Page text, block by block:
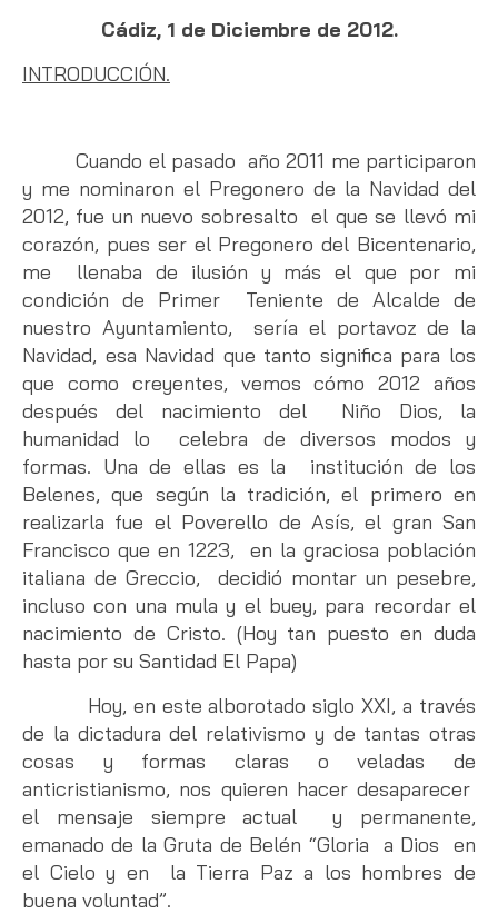
Cádiz, 1 de Diciembre de 2012.
INTRODUCCIÓN.
Cuando el pasado año 2011 me participaron
y me nominaron el Pregonero de la Navidad del
2012, fue un nuevo sobresalto el que se llevó mi
corazón, pues ser el Pregonero del Bicentenario,
me llenaba de ilusión y más el que por mi
condición de Primer Teniente de Alcalde de
nuestro Ayuntamiento, sería el portavoz de la
Navidad, esa Navidad que tanto significa para los
que como creyentes, vemos cómo 2012 años
después del nacimiento del Niño Dios, la
humanidad lo celebra de diversos modos y
formas. Una de ellas es la institución de los
Belenes, que según la tradición, el primero en
realizarla fue el Poverello de Asís, el gran San
Francisco que en 1223, en la graciosa población
italiana de Greccio, decidió montar un pesebre,
incluso con una mula y el buey, para recordar el
nacimiento de Cristo. (Hoy tan puesto en duda
hasta por su Santidad El Papa)
Hoy, en este alborotado siglo XXI, a través
de la dictadura del relativismo y de tantas otras
cosas y formas claras o veladas de
anticristianismo, nos quieren hacer desaparecer
el mensaje siempre actual y permanente,
emanado de la Gruta de Belén “Gloria a Dios en
el Cielo y en la Tierra Paz a los hombres de
buena voluntad”.